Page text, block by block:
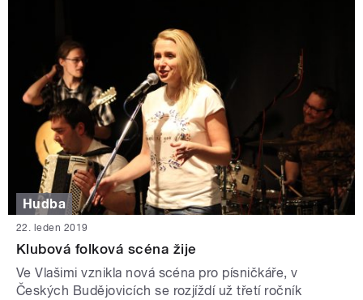
Hudba
22. leden 2019
Klubová folková scéna žije
Ve Vlašimi vznikla nová scéna pro písničkáře, v
Českých Budějovicích se rozjíždí už třetí ročník